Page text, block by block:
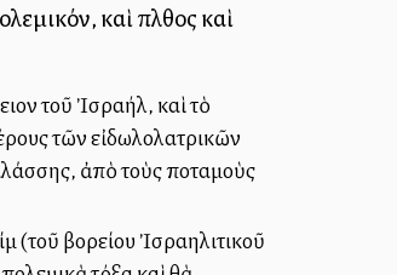
καὶ πλῆθος καὶ
τοῦ Ἰσραήλ, καὶ τὸ
τῶν εἰδωλολατρικῶν
ἀπὸ τοὺς ποταμοὺς
(τοῦ βορείου Ἰσραηλιτικοῦ